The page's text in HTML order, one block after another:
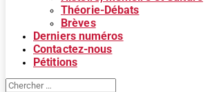
Théorie-Débats
Brèves
Derniers numéros
Contactez-nous
Pétitions